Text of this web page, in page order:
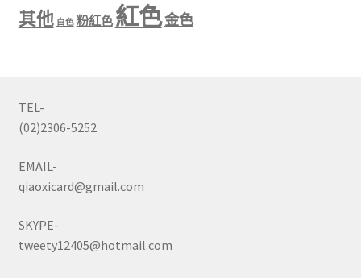
其他 白色 粉紅色 紅色金色
TEL-
(02)2306-5252
EMAIL-
qiaoxicard@gmail.com
SKYPE-
tweety12405@hotmail.com